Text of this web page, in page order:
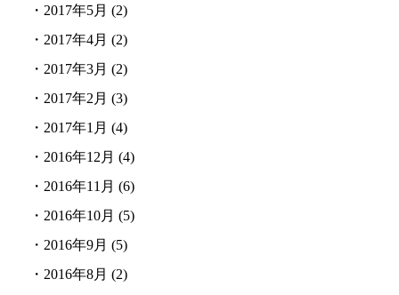
・2017年5月 (2)
・2017年4月 (2)
・2017年3月 (2)
・2017年2月 (3)
・2017年1月 (4)
・2016年12月 (4)
・2016年11月 (6)
・2016年10月 (5)
・2016年9月 (5)
・2016年8月 (2)